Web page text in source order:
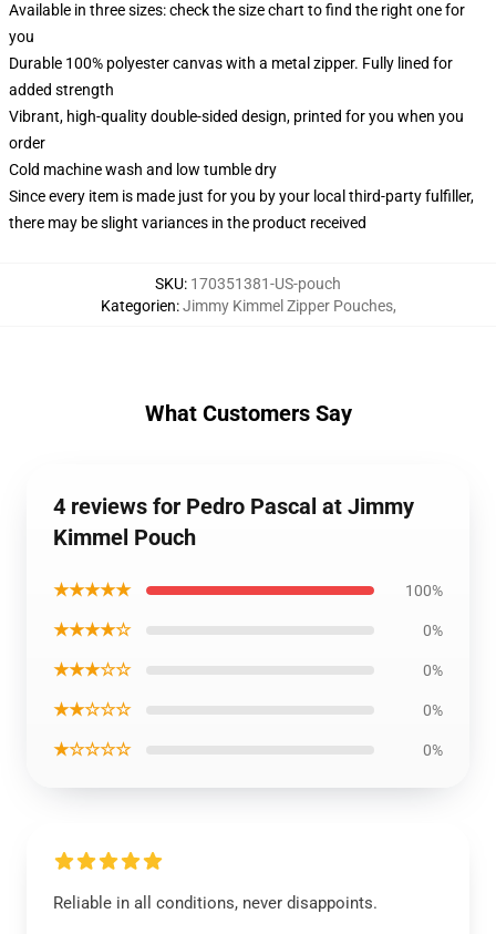
Available in three sizes: check the size chart to find the right one for
you
Durable 100% polyester canvas with a metal zipper. Fully lined for
added strength
Vibrant, high-quality double-sided design, printed for you when you
order
Cold machine wash and low tumble dry
Since every item is made just for you by your local third-party fulfiller,
there may be slight variances in the product received
SKU: 170351381-US-pouch
Kategorien:Jimmy Kimmel Zipper Pouches,
What Customers Say
4 reviews for Pedro Pascal at Jimmy
Kimmel Pouch
★★★★★ 100%
★★★★☆ 0%
★★★☆☆ 0%
★★☆☆☆ 0%
★☆☆☆☆ 0%
Reliable in all conditions, never disappoints.